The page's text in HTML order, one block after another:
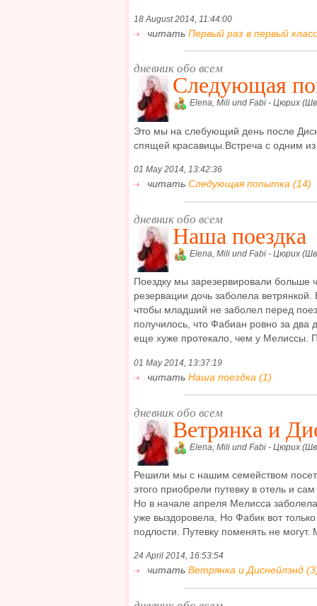
18 August 2014, 11:44:00
читать Первый раз в первый
дневник обо всем
Следующая
Elena, Mili und Fabi - Цюрих
Это мы на слебующий день после
спящей красавицы.Встреча с одним
01 May 2014, 13:42:36
читать Следующая попытка (14)
дневник обо всем
Наша поездка
Elena, Mili und Fabi - Цюрих
Поездку мы зарезервировали больше
резервации дочь заболела
чтобы младший не заболел перед
получилось, что Фабиан ровно за два
еще хуже протекало, чем у Мелиссы.
01 May 2014, 13:37:19
читать Наша поездка (1)
дневник обо всем
Ветрянка и
Elena, Mili und Fabi - Цюрих
Решили мы с нашим семейством
этого приобрели путевку в отель и
Но в начале апреля Мелисса
уже выздоровела, Но Фабик вот
подлости. Путевку поменять не
24 April 2014, 16:53:54
читать Ветрянка и Диснейлэнд